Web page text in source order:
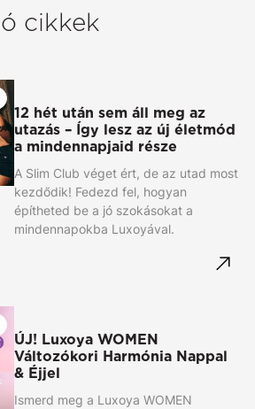
cikkek
12 hét után sem áll meg az
utazás – Így lesz az új életmód
a mindennapjaid része
A Slim Club véget ért, de az utad most
kezdődik! Fedezd fel, hogyan
építheted be a jó szokásokat a
mindennapokba Luxoyával.
ÚJ! Luxoya WOMEN
Változókori Harmónia Nappal
& Éjjel
Ismerd meg a Luxoya WOMEN